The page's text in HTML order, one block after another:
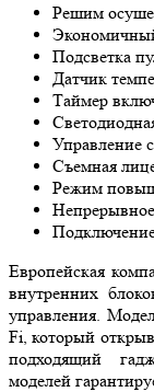
Решим
Подсветка
Датчик
Таймер
Управление
Съемная
Режим
Европейская
внутренних
управления.
Fi, который
подходящий
моделей